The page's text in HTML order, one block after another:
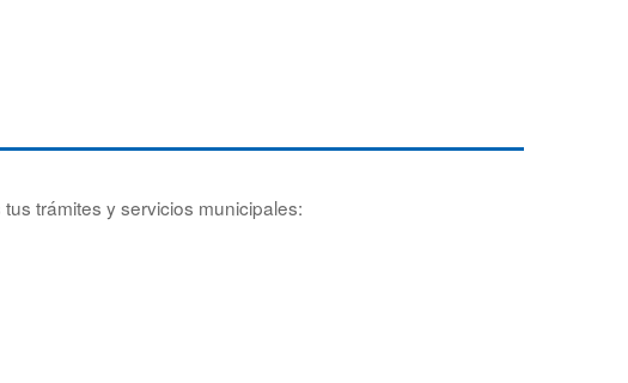
trámites y servicios municipales: